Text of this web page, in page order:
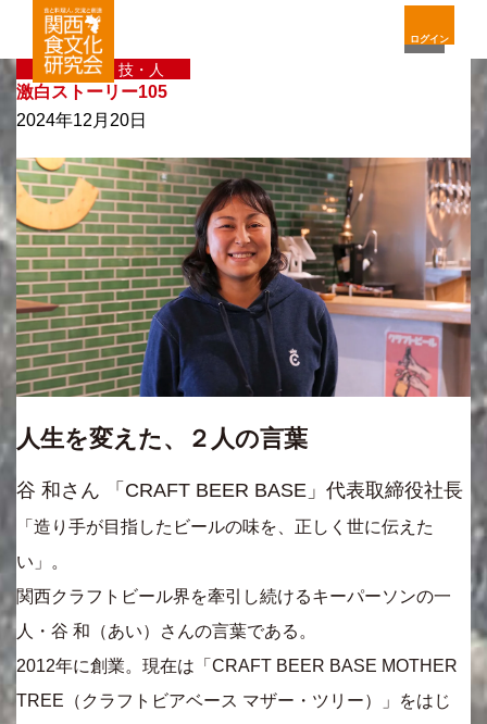
ログイン
〈新〉味・技・人
激白ストーリー105
2024年12月20日
人生を変えた、２人の言葉
谷 和さん 「CRAFT BEER BASE」代表取締役社長
「造り手が目指したビールの味を、正しく世に伝えた
い」。
関西クラフトビール界を牽引し続けるキーパーソンの一
人・谷 和（あい）さんの言葉である。
2012年に創業。現在は「CRAFT BEER BASE MOTHER
TREE（クラフトビアベース マザー・ツリー）」をはじ